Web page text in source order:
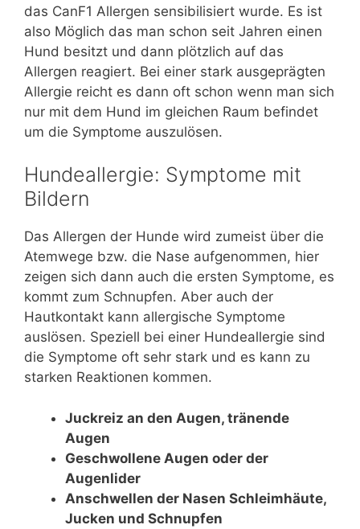
das CanF1 Allergen sensibilisiert wurde. Es ist
also Möglich das man schon seit Jahren einen
Hund besitzt und dann plötzlich auf das
Allergen reagiert. Bei einer stark ausgeprägten
Allergie reicht es dann oft schon wenn man sich
nur mit dem Hund im gleichen Raum befindet
um die Symptome auszulösen.
Hundeallergie: Symptome mit
Bildern
Das Allergen der Hunde wird zumeist über die
Atemwege bzw. die Nase aufgenommen, hier
zeigen sich dann auch die ersten Symptome, es
kommt zum Schnupfen. Aber auch der
Hautkontakt kann allergische Symptome
auslösen. Speziell bei einer Hundeallergie sind
die Symptome oft sehr stark und es kann zu
starken Reaktionen kommen.
Juckreiz an den Augen, tränende
Augen
Geschwollene Augen oder der
Augenlider
Anschwellen der Nasen Schleimhäute,
Jucken und Schnupfen